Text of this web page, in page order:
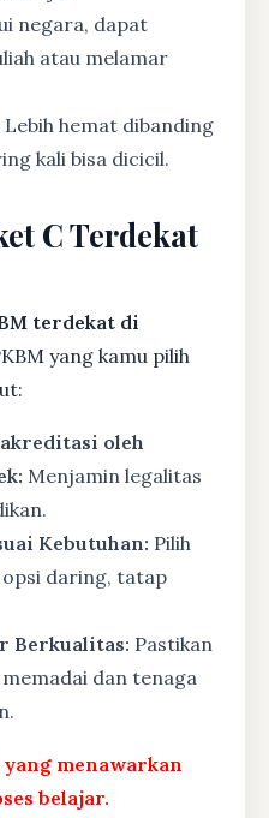
negara, dapat
atau melamar
Lebih hemat dibanding
kali bisa dicicil.
C Terdekat
terdekat di
yang kamu pilih
oleh
Menjamin legalitas
Kebutuhan: Pilih
daring, tatap
Berkualitas: Pastikan
dan tenaga
menawarkan
belajar.